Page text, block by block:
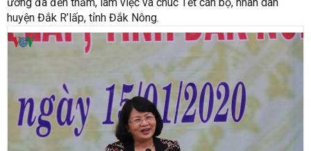
huyện Đắk R’lấp, tỉnh Đắk Nông.